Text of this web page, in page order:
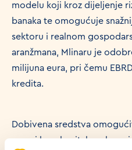
modelu koji kroz dijeljenje
banaka te omogućuje
sektoru i realnom
aranžmana, Mlinaru je
milijuna eura, pri čemu
kredita.
Dobivena sredstva
razvoj kroz kapitalna